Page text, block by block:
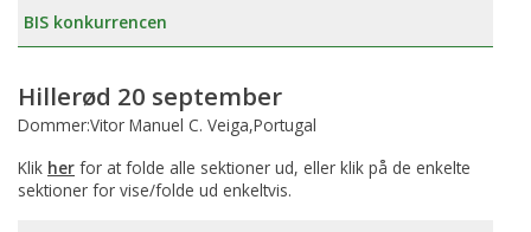
BIS konkurrencen
Hillerød 20 september
Dommer:Vitor Manuel C. Veiga,Portugal
Klik her for at folde alle sektioner ud, eller klik på de enkelte
sektioner for vise/folde ud enkeltvis.